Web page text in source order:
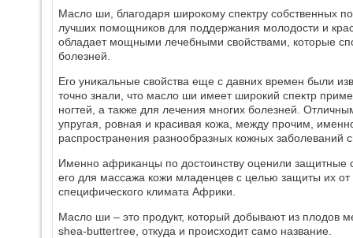
Масло ши, благодаря широкому спектру собственных
лучших помощников для поддержания молодости и
обладает мощными лечебными свойствами, которые
болезней.
Его уникальные свойства еще с давних времен были
точно знали, что масло ши имеет широкий спектр
ногтей, а также для лечения многих болезней.
упругая, ровная и красивая кожа, между прочим,
распространения разнообразных кожных
Именно африканцы по достоинству оценили защитные
его для массажа кожи младенцев с целью защиты их
специфического климата Африки.
Масло ши – это продукт, который добывают из плодов
shea-buttertree, откуда и происходит само название.